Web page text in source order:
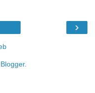
›
Blogger.